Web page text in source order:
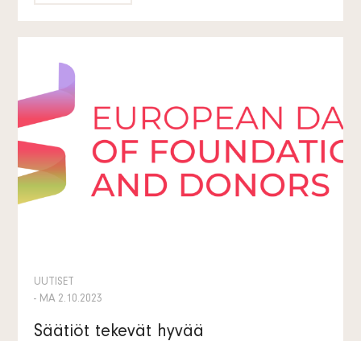
UUTISET
- MA 2.10.2023
Säätiöt tekevät hyvää